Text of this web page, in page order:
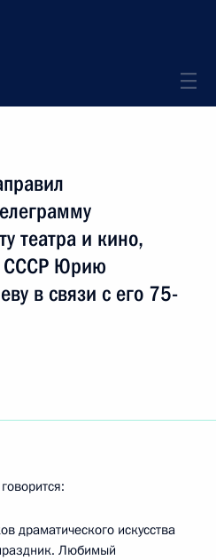
театра и кино,
СССР Юрию
в связи с его 75-
драматического искусства
Любимый